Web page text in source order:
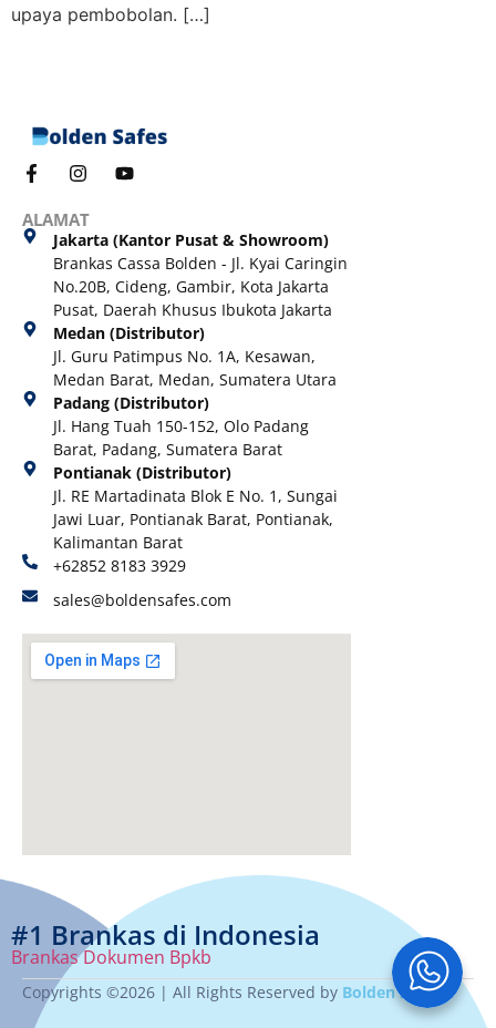
upaya pembobolan. […]
ALAMAT
Jakarta (Kantor Pusat & Showroom)
Brankas Cassa Bolden - Jl. Kyai Caringin
No.20B, Cideng, Gambir, Kota Jakarta
Pusat, Daerah Khusus Ibukota Jakarta
Medan (Distributor)
Jl. Guru Patimpus No. 1A, Kesawan,
Medan Barat, Medan, Sumatera Utara
Padang (Distributor)
Jl. Hang Tuah 150-152, Olo Padang
Barat, Padang, Sumatera Barat
Pontianak (Distributor)
Jl. RE Martadinata Blok E No. 1, Sungai
Jawi Luar, Pontianak Barat, Pontianak,
Kalimantan Barat
+62852 8183 3929
sales@boldensafes.com
#1 Brankas di Indonesia
Brankas Dokumen Bpkb
Copyrights ©2026 | All Rights Reserved by Bolden safes